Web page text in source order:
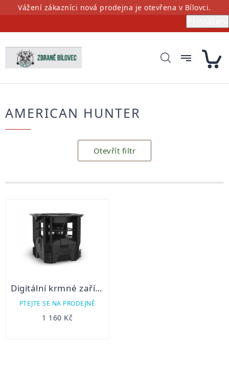
PřejítVážení zákazníci nová prodejna je otevřena v Bílovci.
AMERICAN HUNTER
Otevřít filtr
produktů
Digitální krmné zařízení ECON KIT
PTEJTE SE NA PRODEJNĚ
1 160 Kč